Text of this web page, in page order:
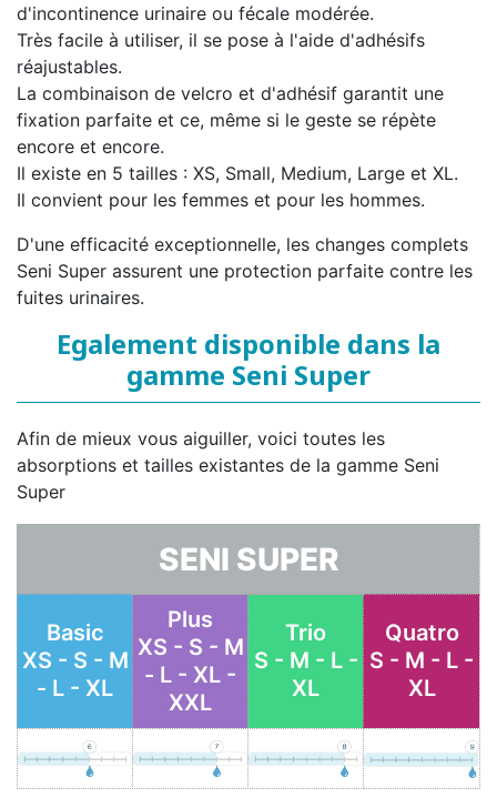
d'incontinence urinaire ou fécale modérée.
Très facile à utiliser, il se pose à l'aide d'adhésifs
réajustables.
La combinaison de velcro et d'adhésif garantit une
fixation parfaite et ce, même si le geste se répète
encore et encore.
Il existe en 5 tailles : XS, Small, Medium, Large et XL.
Il convient pour les femmes et pour les hommes.
D'une efficacité exceptionnelle, les changes complets
Seni Super assurent une protection parfaite contre les
fuites urinaires.
Egalement disponible dans la
gamme Seni Super
Afin de mieux vous aiguiller, voici toutes les
absorptions et tailles existantes de la gamme Seni
Super
SENI SUPER
Basic
XS - S - M
- L - XL
Plus
XS - S - M
- L - XL -
XXL
Trio
S - M - L -
XL
Quatro
S - M - L -
XL